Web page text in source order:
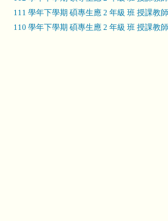
111 學年下學期 碩專生應 2 年級 班 授課教
110 學年下學期 碩專生應 2 年級 班 授課教